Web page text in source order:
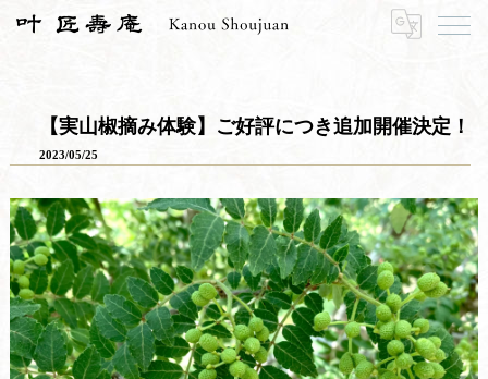
寿長生の郷 【実山椒摘み体験】ご好評につき追加開催決定！
【実山椒摘み体験】ご好評につき追加開催決定！
2023/05/25